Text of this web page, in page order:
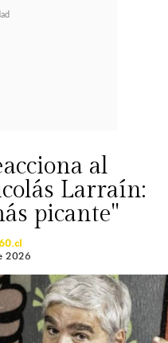
al
Larraín:
picante"
2026